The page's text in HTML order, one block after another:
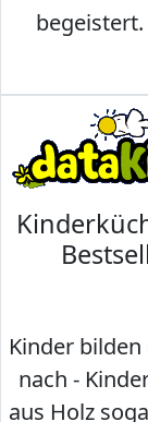
Kinder bilden
nach -
aus Holz